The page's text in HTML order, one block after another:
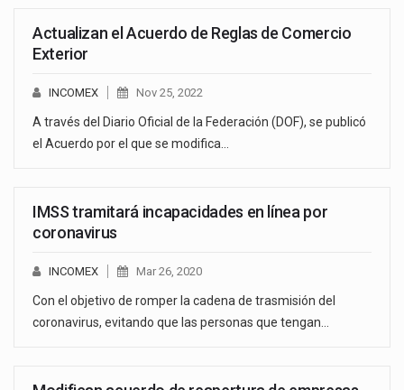
Actualizan el Acuerdo de Reglas de Comercio
Exterior
INCOMEX Nov 25, 2022
A través del Diario Oficial de la Federación (DOF), se publicó
el Acuerdo por el que se modifica…
IMSS tramitará incapacidades en línea por
coronavirus
INCOMEX Mar 26, 2020
Con el objetivo de romper la cadena de trasmisión del
coronavirus, evitando que las personas que tengan…